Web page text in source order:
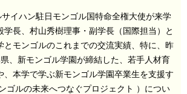
イハン駐日モンゴル国特命全権大使が来学
学長、村山秀樹理事・副学長（国際担当）と
とモンゴルのこれまでの交流実績、特に、昨
、新モンゴル学園が締結した、若手人材育
、本学で学ぶ新モンゴル学園卒業生を支援す
ゴルの未来へつなぐプロジェクト ）につい